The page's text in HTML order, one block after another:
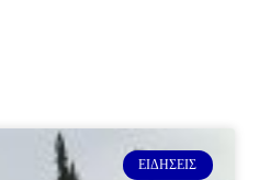
ΕΙΔΉΣΕΙΣ